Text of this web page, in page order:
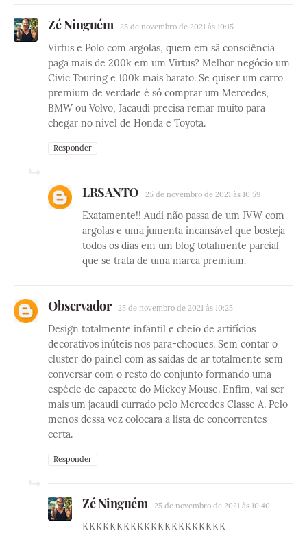
Zé Ninguém 25 de novembro de 2021 às 10:15
Virtus e Polo com argolas, quem em sã consciência
paga mais de 200k em um Virtus? Melhor negócio um
Civic Touring e 100k mais barato. Se quiser um carro
premium de verdade é só comprar um Mercedes,
BMW ou Volvo, Jacaudi precisa remar muito para
chegar no nível de Honda e Toyota.
Responder
LRSANTO 25 de novembro de 2021 às 10:59
Exatamente!! Audi não passa de um JVW com
argolas e uma jumenta incansável que bosteja
todos os dias em um blog totalmente parcial
que se trata de uma marca premium.
Observador 25 de novembro de 2021 às 10:25
Design totalmente infantil e cheio de artifícios
decorativos inúteis nos para-choques. Sem contar o
cluster do painel com as saídas de ar totalmente sem
conversar com o resto do conjunto formando uma
espécie de capacete do Mickey Mouse. Enfim, vai ser
mais um jacaudi currado pelo Mercedes Classe A. Pelo
menos dessa vez colocara a lista de concorrentes
certa.
Responder
Zé Ninguém 25 de novembro de 2021 às 10:40
KKKKKKKKKKKKKKKKKKKKK